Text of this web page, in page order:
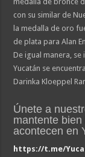
con su similar de
la medalla de oro
de plata para Alan
De igual manera,
Yucatán se
Darinka Kloeppel
Únete a
mantente
acontecen en
https://t.me/